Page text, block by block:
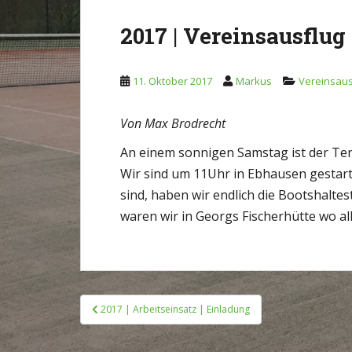
2017 |
11. Oktober 2017 Markus
Von Max Brodrecht
An einem sonnigen Samstag ist der
Wir sind um 11Uhr in Ebhausen
sind, haben wir endlich die
waren wir in Georgs Fischerhütte wo
Beitragsnavigation
2017 | Arbeitseinsatz | Einladung